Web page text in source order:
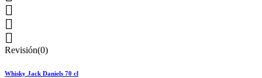



Revisión(0)
Whisky Jack Daniels 70 cl